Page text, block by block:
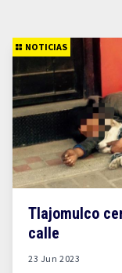
NOTICIAS
Tlajomulco
calle
23 Jun 2023